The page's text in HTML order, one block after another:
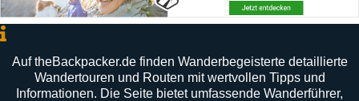
Auf theBackpacker.de finden Wanderbegeisterte detaillierte
Wandertouren und Routen mit wertvollen Tipps und
Informationen. Die Seite bietet umfassende Wanderführer,